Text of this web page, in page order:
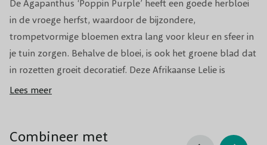
De Agapanthus ‘Poppin Purple’ heeft een goede herbloei
in de vroege herfst, waardoor de bijzondere,
trompetvormige bloemen extra lang voor kleur en sfeer in
je tuin zorgen. Behalve de bloei, is ook het groene blad dat
in rozetten groeit decoratief. Deze Afrikaanse Lelie is
bladhoudend, groeit sneller dan andere rassen en wordt
(bloeiende) vaste planten, en een zeer geschikte kuip- en
Lees meer
Planttijd
Jaarrond, vermijdt hele koude (vorst)
Biodiversiteit Geliefd door bijen, vlinders en vogels.
Aantal per m1
Combineer met